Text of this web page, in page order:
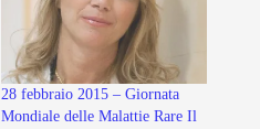
28 febbraio 2015 – Giornata
Mondiale delle Malattie Rare Il